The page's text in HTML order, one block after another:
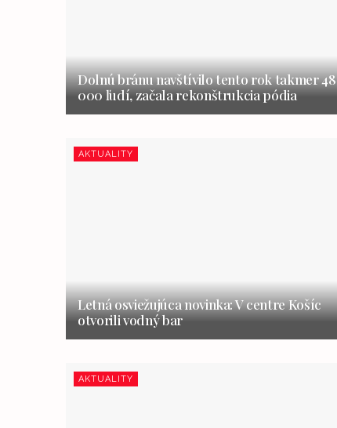
Dolnú bránu navštívilo tento rok takmer 48
000 ľudí, začala rekonštrukcia pódia
AKTUALITY
Letná osviežujúca novinka: V centre Košíc
otvorili vodný bar
AKTUALITY